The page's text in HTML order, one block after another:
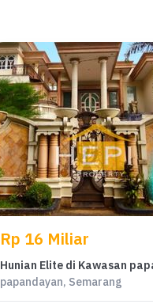
Rp 16 Miliar
papandayan, Semarang